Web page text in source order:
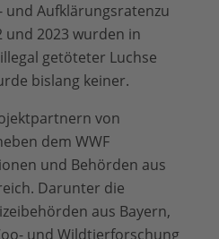
und Aufklärungsratenzu
und 2023 wurden in
getöteter Luchse
bislang keiner.
von
dem WWF
und Behörden aus
Darunter die
aus Bayern,
und Wildtierforschung